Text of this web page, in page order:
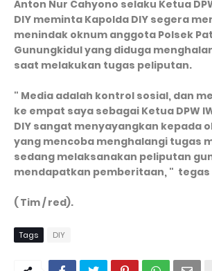
Anton Nur Cahyono selaku Ketua
DIY meminta Kapolda DIY segera
menindak oknum anggota Polsek
Gunungkidul yang diduga
saat melakukan tugas peliputan.
" Media adalah kontrol sosial, dan
ke empat saya sebagai Ketua DPW
DIY sangat menyayangkan kepada
yang mencoba menghalangi tugas
sedang melaksanakan peliputan
mendapatkan pemberitaan, "
( Tim / red).
Tags DIY